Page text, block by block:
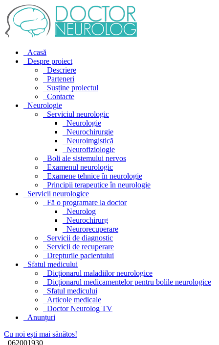
Acasă
Despre proiect
Descriere
Parteneri
Susține proiectul
Contacte
Neurologie
Serviciul neurologic
Neurologie
Neurochirurgie
Neuroimgistică
Neurofiziologie
Boli ale sistemului nervos
Examenul neurologic
Examene tehnice în neurologie
Principii terapeutice în neurologie
Servicii neurologice
Fă o programare la doctor
Neurolog
Neurochirurg
Neurorecuperare
Servicii de diagnostic
Servicii de recuperare
Drepturile pacientului
Sfatul medicului
Dicționarul maladiilor neurologice
Dicționarul medicamentelor pentru bolile neurologice
Sfatul medicului
Articole medicale
Doctor Neurolog TV
Anunțuri
Cu noi ești mai sănătos!
062001930